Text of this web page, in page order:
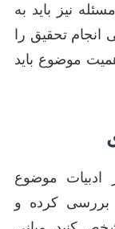
نیز باید به
تحقیق را
موضوع باید
موضوع
بررسی کرده و